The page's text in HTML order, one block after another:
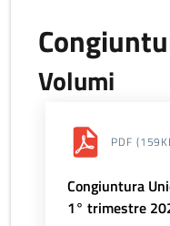
Volumi
PDF
Congiuntura
1° trimestre